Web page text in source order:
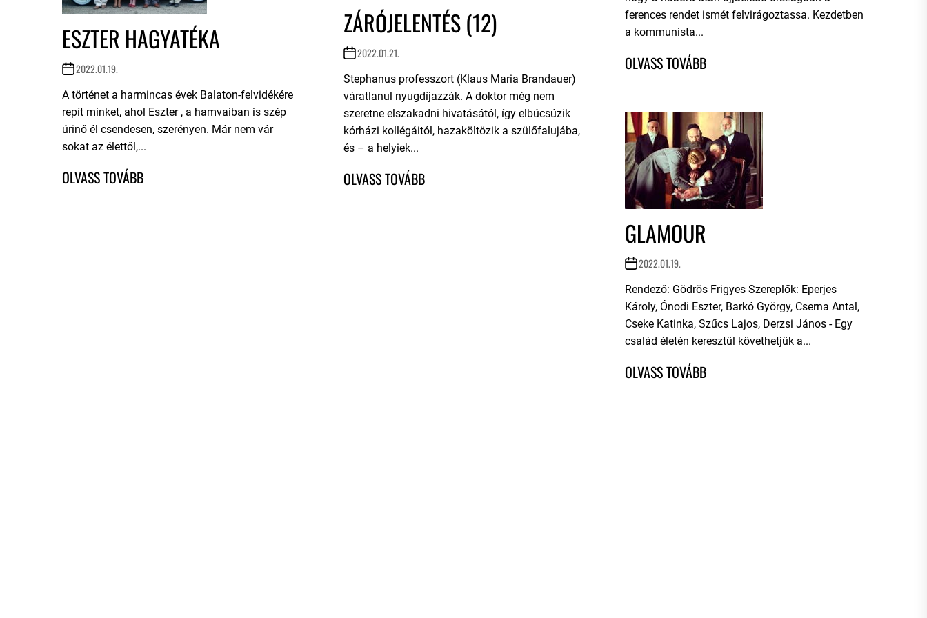
ferences rendet ismét felvirágoztassa. Kezdetben
a kommunista...
ZÁRÓJELENTÉS (12)
2022.01.21.
Stephanus professzort (Klaus Maria Brandauer)
váratlanul nyugdíjazzák. A doktor még nem
szeretne elszakadni hivatásától, így elbúcsúzik
kórházi kollégáitól, hazaköltözik a szülőfalujába,
és – a helyiek...
ESZTER HAGYATÉKA
2022.01.19.
A történet a harmincas évek Balaton-felvidékére
repít minket, ahol Eszter , a hamvaiban is szép
úrinő él csendesen, szerényen. Már nem vár
sokat az élettől,...
GLAMOUR
2022.01.19.
Rendező: Gödrös Frigyes Szereplők: Eperjes
Károly, Ónodi Eszter, Barkó György, Cserna Antal,
Cseke Katinka, Szűcs Lajos, Derzsi János - Egy
család életén keresztül követhetjük a...